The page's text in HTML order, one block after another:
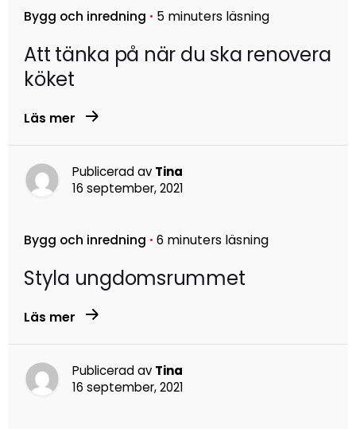
Bygg och inredning 5 minuters läsning
Att tänka på när du ska renovera
köket
Läs mer
Bygg och inredning 6 minuters läsning
Publicerad av Tina
16 september, 2021
Styla ungdomsrummet
Läs mer
Publicerad av Tina
16 september, 2021